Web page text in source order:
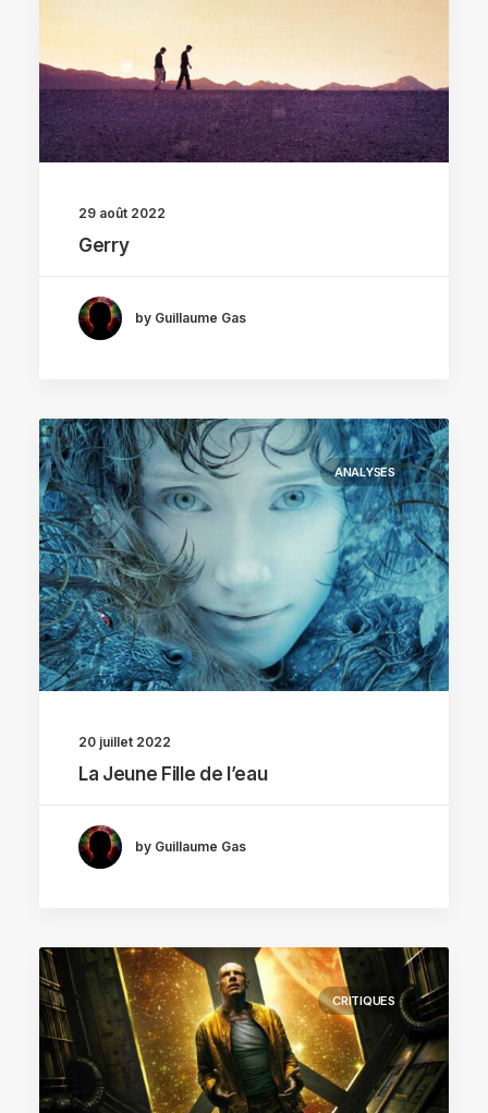
29 août 2022
Gerry
by Guillaume Gas
ANALYSES
20 juillet 2022
La Jeune Fille de l’eau
by Guillaume Gas
CRITIQUES